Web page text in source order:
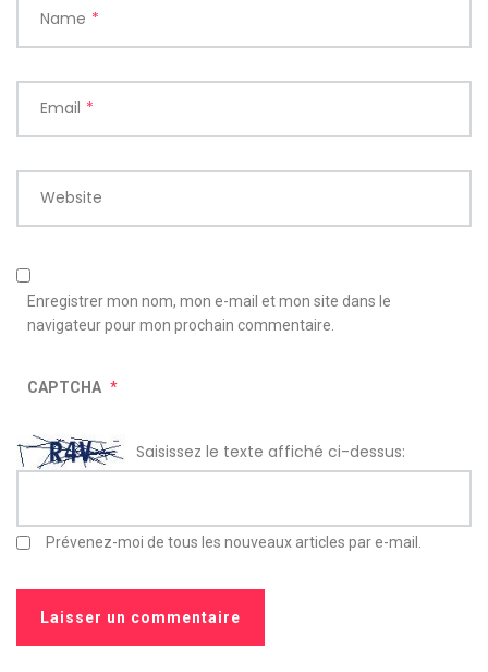
Name *
Email *
Website
Enregistrer mon nom, mon e-mail et mon site dans le
navigateur pour mon prochain commentaire.
CAPTCHA *
Saisissez le texte affiché ci-dessus:
Prévenez-moi de tous les nouveaux articles par e-mail.